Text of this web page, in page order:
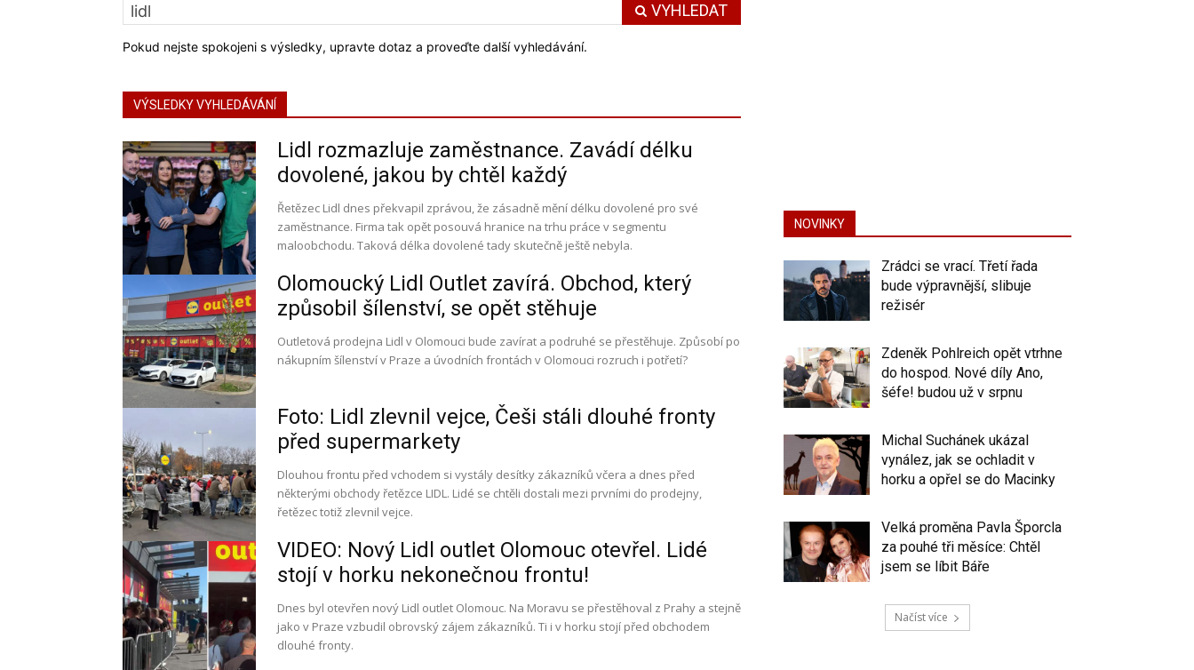
VYHLEDAT
Pokud nejste spokojeni s výsledky, upravte dotaz a proveďte další vyhledávání.
VÝSLEDKY VYHLEDÁVÁNÍ
Lidl rozmazluje zaměstnance. Zavádí délku
dovolené, jakou by chtěl každý
Řetězec Lidl dnes překvapil zprávou, že zásadně mění délku dovolené pro své
zaměstnance. Firma tak opět posouvá hranice na trhu práce v segmentu
maloobchodu. Taková délka dovolené tady skutečně ještě nebyla.
Olomoucký Lidl Outlet zavírá. Obchod, který
způsobil šílenství, se opět stěhuje
Outletová prodejna Lidl v Olomouci bude zavírat a podruhé se přestěhuje. Způsobí po
nákupním šílenství v Praze a úvodních frontách v Olomouci rozruch i potřetí?
Foto: Lidl zlevnil vejce, Češi stáli dlouhé fronty
před supermarkety
Dlouhou frontu před vchodem si vystály desítky zákazníků včera a dnes před
některými obchody řetězce LIDL. Lidé se chtěli dostali mezi prvními do prodejny,
řetězec totiž zlevnil vejce.
VIDEO: Nový Lidl outlet Olomouc otevřel. Lidé
stojí v horku nekonečnou frontu!
Dnes byl otevřen nový Lidl outlet Olomouc. Na Moravu se přestěhoval z Prahy a stejně
jako v Praze vzbudil obrovský zájem zákazníků. Ti i v horku stojí před obchodem
dlouhé fronty.
NOVINKY
Zrádci se vrací. Třetí řada
bude výpravnější, slibuje
režisér
Zdeněk Pohlreich opět vtrhne
do hospod. Nové díly Ano,
šéfe! budou už v srpnu
Michal Suchánek ukázal
vynález, jak se ochladit v
horku a opřel se do Macinky
Velká proměna Pavla Šporcla
za pouhé tři měsíce: Chtěl
jsem se líbit Báře
Načíst více